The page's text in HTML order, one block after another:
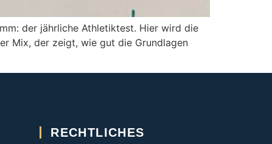
der jährliche Athletiktest. Hier wird die
Mix, der zeigt, wie gut die Grundlagen
RECHTLICHES